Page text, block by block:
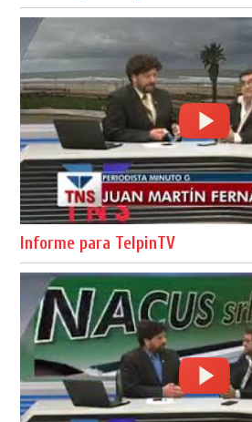
Informe para TelpinTV